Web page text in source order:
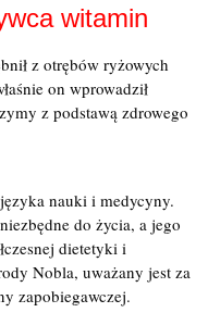
witamin
z otrębów ryżowych
on wprowadził
z podstawą zdrowego
nauki i medycyny.
do życia, a jego
dietetyki i
Nobla, uważany jest za
zapobiegawczej.